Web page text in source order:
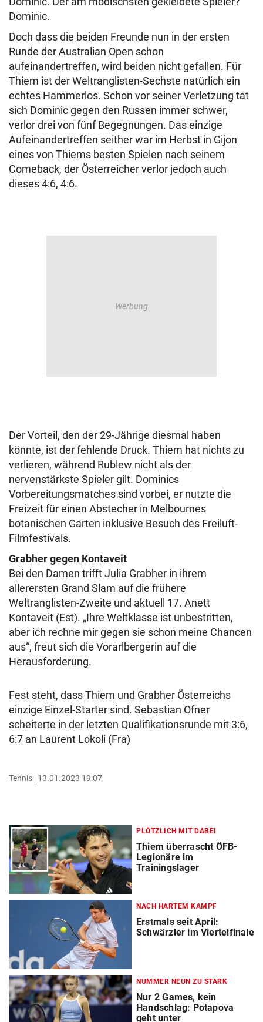
Dominic.
Doch dass die beiden Freunde nun in der ersten
Runde der Australian Open schon
aufeinandertreffen, wird beiden nicht gefallen. Für
Thiem ist der Weltranglisten-Sechste natürlich ein
echtes Hammerlos. Schon vor seiner Verletzung tat
sich Dominic gegen den Russen immer schwer,
verlor drei von fünf Begegnungen. Das einzige
Aufeinandertreffen seither war im Herbst in Gijon
eines von Thiems besten Spielen nach seinem
Comeback, der Österreicher verlor jedoch auch
dieses 4:6, 4:6.
Der Vorteil, den der 29-Jährige diesmal haben
könnte, ist der fehlende Druck. Thiem hat nichts zu
verlieren, während Rublew nicht als der
nervenstärkste Spieler gilt. Dominics
Vorbereitungsmatches sind vorbei, er nutzte die
Freizeit für einen Abstecher in Melbournes
botanischen Garten inklusive Besuch des Freiluft-
Filmfestivals.
Grabher gegen Kontaveit
Bei den Damen trifft Julia Grabher in ihrem
allerersten Grand Slam auf die frühere
Weltranglisten-Zweite und aktuell 17. Anett
Kontaveit (Est). „Ihre Weltklasse ist unbestritten,
aber ich rechne mir gegen sie schon meine Chancen
aus“, freut sich die Vorarlbergerin auf die
Herausforderung.
Fest steht, dass Thiem und Grabher Österreichs
einzige Einzel-Starter sind. Sebastian Ofner
scheiterte in der letzten Qualifikationsrunde mit 3:6,
6:7 an Laurent Lokoli (Fra)
Tennis 13.01.2023 19:07
PLÖTZLICH MIT DABEI
Thiem überrascht ÖFB-
Legionäre im
Trainingslager
NACH HARTEM KAMPF
Erstmals seit April:
Schwärzler im Viertelfinale
NUMMER NEUN ZU STARK
Nur 2 Games, kein
Handschlag: Potapova
geht unter